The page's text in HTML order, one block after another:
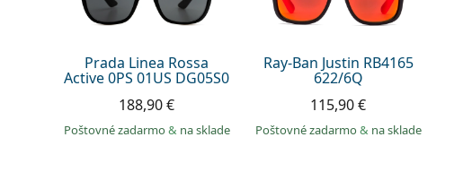
Prada Linea Rossa
Active 0PS 01US DG05S0
188,90 €
Poštovné zadarmo& na sklade
Ray-Ban Justin RB4165
622/6Q
115,90 €
Poštovné zadarmo& na sklade